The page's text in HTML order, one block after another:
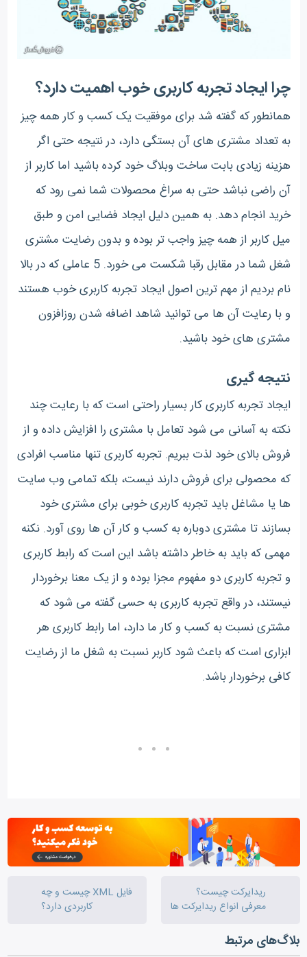
چرا ایجاد تجربه کاربری خوب اهمیت دارد؟
همانطور که گفته شد برای موفقیت یک کسب و کار همه چیز
به تعداد مشتری های آن بستگی دارد، در نتیجه حتی اگر
هزینه زیادی بابت ساخت وبلاگ خود کرده باشید اما کاربر از
آن راضی نباشد حتی به سراغ محصولات شما نمی رود که
خرید انجام دهد. به همین دلیل ایجاد فضایی امن و طبق
میل کاربر از همه چیز واجب تر بوده و بدون رضایت مشتری
شغل شما در مقابل رقبا شکست می خورد. 5 عاملی که در بالا
نام بردیم از مهم ترین اصول ایجاد تجربه کاربری خوب هستند
و با رعایت آن ها می توانید شاهد اضافه شدن روزافزون
مشتری های خود باشید.
نتیجه گیری
ایجاد تجربه کاربری کار بسیار راحتی است که با رعایت چند
نکته به آسانی می شود تعامل با مشتری را افزایش داده و از
فروش بالای خود لذت ببریم. تجربه کاربری تنها مناسب افرادی
که محصولی برای فروش دارند نیست، بلکه تمامی وب سایت
ها یا مشاغل باید تجربه کاربری خوبی برای مشتری خود
بسازند تا مشتری دوباره به کسب و کار آن ها روی آورد. نکنه
مهمی که باید به خاطر داشته باشد این است که رابط کاربری
و تجربه کاربری دو مفهوم مجزا بوده و از یک معنا برخوردار
نیستند، در واقع تجربه کاربری به حسی گفته می شود که
مشتری نسبت به کسب و کار ما دارد، اما رابط کاربری هر
ابزاری است که باعث شود کاربر نسبت به شغل ما از رضایت
کافی برخوردار باشد.
ریدایرکت چیست؟
معرفی انواع ریدایرکت ها
فایل XML چیست و چه
کاربردی دارد؟
بلاگ‌های مرتبط